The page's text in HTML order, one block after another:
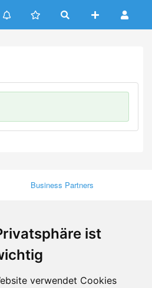
ist
verwendet Cookies
Business Partners
Media
Facebook
Twitter